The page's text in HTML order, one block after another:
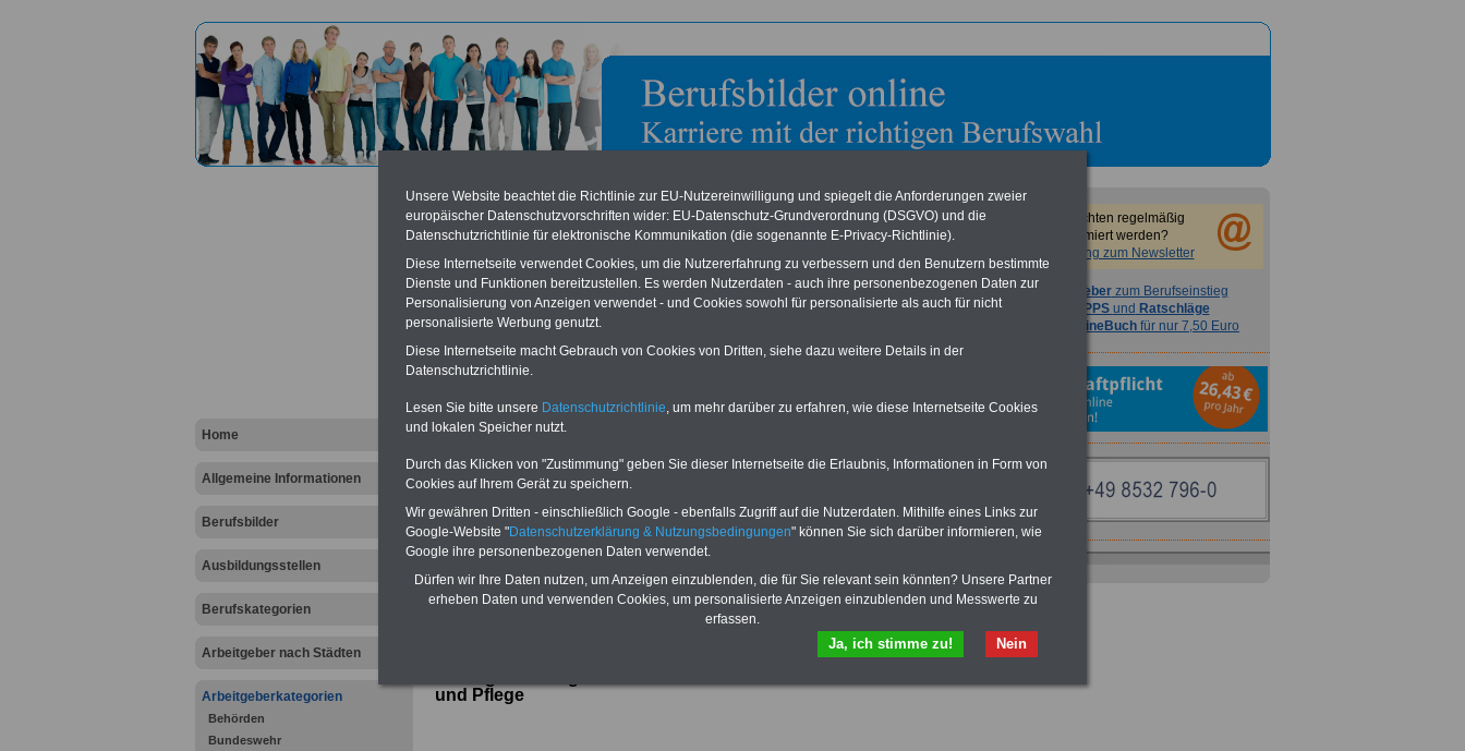
Home
Allgemeine Informationen
Berufsbilder
Ausbildungsstellen
Berufskategorien
Arbeitgeber nach Städten
Arbeitgeberkategorien
Behörden
Bundeswehr
Arbeitgeberkategorien und Berufe: Gesundheit und Pflege
Offenen Stellen und Ausbildungsplätze in der
öffentlichen Verwaltung >>>/allgemeine-
Euro
Sie in den wichtigsten Fragen
Berufseinstieg in den öffentlichen
Der OnlineService bietet zehn
OnlineBücher bzw. eBooks zu
herunterladen, lesen und/oder
ausdrucken>>>zur Bestellung
und Pflege
Sie möchten regelmäßig
informiert werden?
Anmeldung zum Newsletter
Ratgeberzum Berufseinstieg
TIPPS und Ratschläge
OnlineBuch für nur 7,50 Euro
Unsere Website beachtet die Richtlinie zur EU-Nutzereinwilligung und spiegelt die Anforderungen zweier
europäischer Datenschutzvorschriften wider: EU-Datenschutz-Grundverordnung (DSGVO) und die
Datenschutzrichtlinie für elektronische Kommunikation (die sogenannte E-Privacy-Richtlinie).
Diese Internetseite verwendet Cookies, um die Nutzererfahrung zu verbessern und den Benutzern bestimmte
Dienste und Funktionen bereitzustellen. Es werden Nutzerdaten - auch ihre personenbezogenen Daten zur
Personalisierung von Anzeigen verwendet - und Cookies sowohl für personalisierte als auch für nicht
personalisierte Werbung genutzt.
Diese Internetseite macht Gebrauch von Cookies von Dritten, siehe dazu weitere Details in der
Datenschutzrichtlinie.
Lesen Sie bitte unsere Datenschutzrichtlinie , um mehr darüber zu erfahren, wie diese Internetseite Cookies
und lokalen Speicher nutzt.
Durch das Klicken von "Zustimmung" geben Sie dieser Internetseite die Erlaubnis, Informationen in Form von
Cookies auf Ihrem Gerät zu speichern.
Wir gewähren Dritten - einschließlich Google - ebenfalls Zugriff auf die Nutzerdaten. Mithilfe eines Links zur
Google-Website "Datenschutzerklärung & Nutzungsbedingungen" können Sie sich darüber informieren, wie
Google ihre personenbezogenen Daten verwendet.
Dürfen wir Ihre Daten nutzen, um Anzeigen einzublenden, die für Sie relevant sein könnten? Unsere Partner
erheben Daten und verwenden Cookies, um personalisierte Anzeigen einzublenden und Messwerte zu
erfassen.
Nein
Ja, ich stimme zu!